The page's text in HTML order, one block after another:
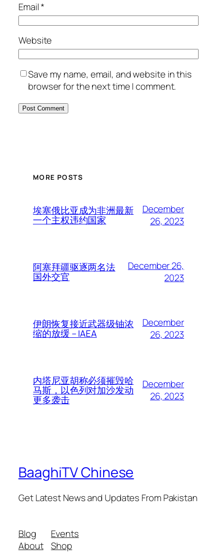
Email*
Website
Save my name, email, and website in this
browser for the next time I comment.
MORE POSTS
埃塞俄比亚成为非洲最新
一个主权违约国家
December
26, 2023
阿塞拜疆驱逐两名法
国外交官
December 26,
2023
伊朗恢复接近武器级铀浓
缩的放缓 – IAEA
December
26, 2023
内塔尼亚胡称必须摧毁哈
马斯，以色列对加沙发动
更多袭击
December
26, 2023
BaaghiTV Chinese
Get Latest News and Updates From Pakistan
Blog
About
Events
Shop